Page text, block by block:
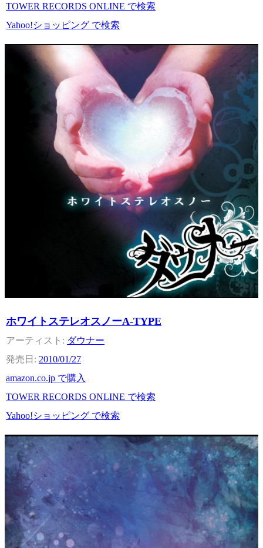
TOWER RECORDS ONLINE で検索
Yahoo!ショッピング で検索
ホワイトステレオスノーA-TYPE
ダウナー
2010/01/27
amazon.co.jp で購入
TOWER RECORDS ONLINE で検索
Yahoo!ショッピング で検索